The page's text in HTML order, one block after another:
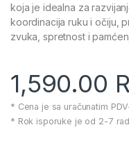
koja je idealna za
koordinacija ruku i očiju,
zvuka, spretnost i
1,590.00
* Cena je sa uračunatim
* Rok isporuke je od 2-7